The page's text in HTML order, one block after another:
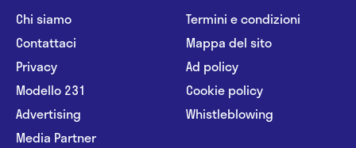
Chi siamo
Contattaci
Privacy
Modello 231
Advertising
Media Partner
Termini e condizioni
Mappa del sito
Ad policy
Cookie policy
Whistleblowing